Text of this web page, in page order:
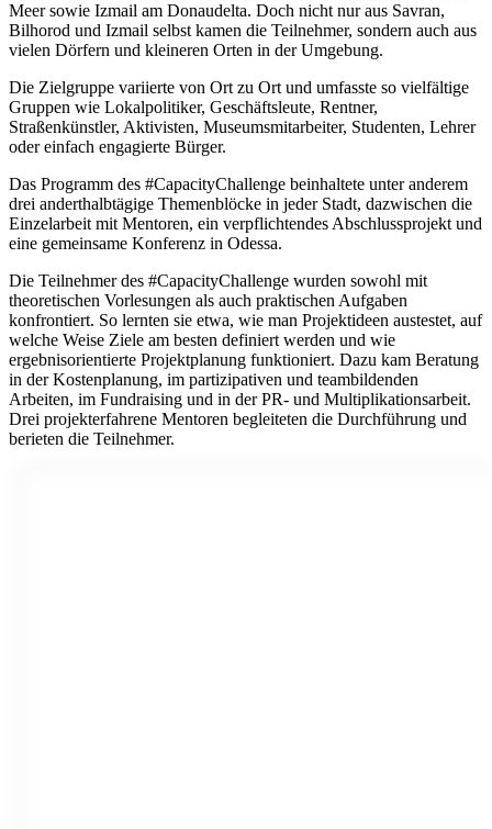
Meer sowie Izmail am Donaudelta. Doch nicht nur aus Savran,
Bilhorod und Izmail selbst kamen die Teilnehmer, sondern auch aus
vielen Dörfern und kleineren Orten in der Umgebung.
Die Zielgruppe variierte von Ort zu Ort und umfasste so vielfältige
Gruppen wie Lokalpolitiker, Geschäftsleute, Rentner,
Straßenkünstler, Aktivisten, Museumsmitarbeiter, Studenten, Lehrer
oder einfach engagierte Bürger.
Das Programm des #CapacityChallenge beinhaltete unter anderem
drei anderthalbtägige Themenblöcke in jeder Stadt, dazwischen die
Einzelarbeit mit Mentoren, ein verpflichtendes Abschlussprojekt und
eine gemeinsame Konferenz in Odessa.
Die Teilnehmer des #CapacityChallenge wurden sowohl mit
theoretischen Vorlesungen als auch praktischen Aufgaben
konfrontiert. So lernten sie etwa, wie man Projektideen austestet, auf
welche Weise Ziele am besten definiert werden und wie
ergebnisorientierte Projektplanung funktioniert. Dazu kam Beratung
in der Kostenplanung, im partizipativen und teambildenden
Arbeiten, im Fundraising und in der PR- und Multiplikationsarbeit.
Drei projekterfahrene Mentoren begleiteten die Durchführung und
berieten die Teilnehmer.